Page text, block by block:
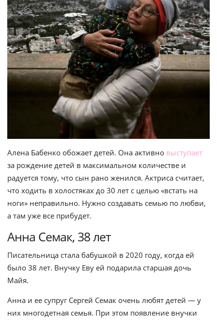
Алена Бабенко обожает детей. Она активно выступает
за рождение детей в максимальном количестве и
радуется тому, что сын рано женился. Актриса считает,
что ходить в холостяках до 30 лет с целью «встать на
ноги» неправильно. Нужно создавать семью по любви,
а там уже все прибудет.
Анна Семак, 38 лет
Писательница стала бабушкой в 2020 году, когда ей
было 38 лет. Внучку Еву ей подарила старшая дочь
Майя.
Анна и ее супруг Сергей Семак очень любят детей — у
них многодетная семья. При этом появление внучки